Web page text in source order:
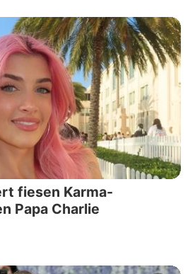
fiesen Karma-
Papa Charlie